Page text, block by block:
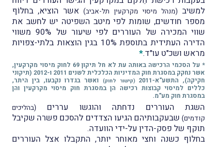
למשיב (מנהל מיסוי מקרקעין תל-אביב) אשר הוציא, בחלוֹף
מספר חודשים, שומות לפי מיטב השפיטה יש לחשב את
שווי המכירה של העוררים לפי שיעור של 90% משווי
הדירה העתידית בתוספת 10% בגין הוצאות בלתי-צפויות
מראש ושכ"ט עו"ד.*
* על הסכמי הרכישה באותה עת לא חל תיקון 69 לחוק מיסוי מקרקעין,
אשר נחקק במסגרת חוק המדיניות הכלכלית לשנים 2011 ו-2012 (תיקוני
חקיקה), התשע"א-2011
(קישור לחוק)
ואשר בגדרו נקבעו, בין היתר,
כללים למיסוי קבוצות רכישה הן במסגרת חוק מיסוי מקרקעין והן
במסגרת חוק מע"מ.
השגת העוררים נדחתה והוגשו עררים
(בהליכים
קודמים) שבעקבותיהם הגיעו הצדדים להסכם פשרה שקיבל
תוקף של פסק-הדין על-ידי הוועדה.
בחלוֹף כשנה וחצי מאוחר יותר, התקבלו אצל העוררים